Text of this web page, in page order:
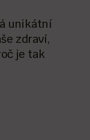
unikátní
zdraví,
je tak